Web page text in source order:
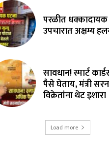
परळीत धक्कादायक
उपचारात अक्षम्य
सावधान! स्मार्ट
पैसे घेताय, मंत्री
विक्रेतांना थेट इशारा
Load more